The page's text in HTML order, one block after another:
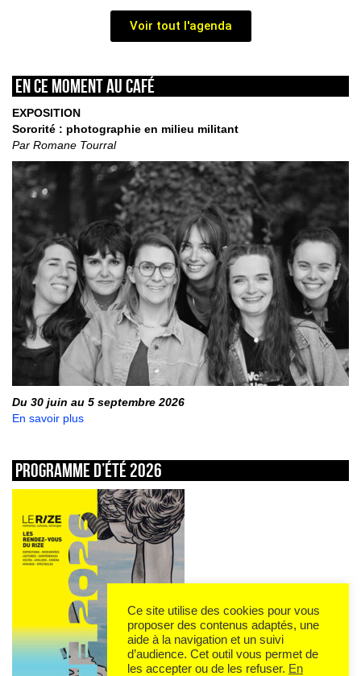
Voir tout l'agenda
En ce moment au café
EXPOSITION
Sororité : photographie en milieu militant
Par Romane Tourral
Du 30 juin au 5 septembre 2026
En savoir plus
Programme d’été 2026
Ce site utilise des cookies pour vous
proposer des contenus adaptés, une
aide à la navigation et un suivi
d’audience. Cet outil vous permet de
les accepter ou de les refuser. En